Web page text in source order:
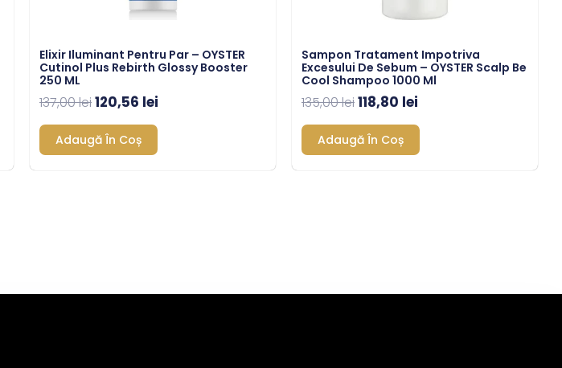
Elixir Iluminant Pentru Par – OYSTER
Cutinol Plus Rebirth Glossy Booster
250 ML
137,00lei120,56 lei
Adaugă În Coș
Sampon Tratament Impotriva
Excesului De Sebum – OYSTER Scalp Be
Cool Shampoo 1000 Ml
135,00lei118,80 lei
Adaugă În Coș